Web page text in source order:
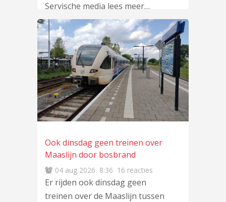
Servische media lees meer…
Ook dinsdag geen treinen over
Maaslijn door bosbrand
04 aug 2026 8:36 16 reacties
Er rijden ook dinsdag geen
treinen over de Maaslijn tussen